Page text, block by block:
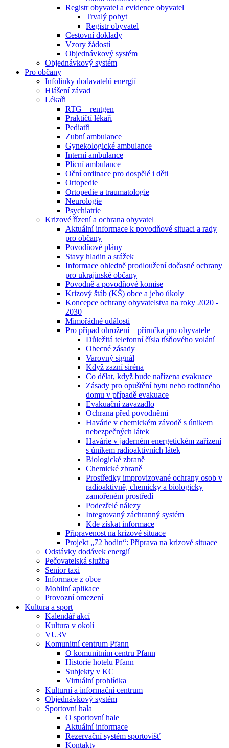
Registr obyvatel a evidence obyvatel
Trvalý pobyt
Registr obyvatel
Cestovní doklady
Vzory žádostí
Objednávkový systém
Objednávkový systém
Pro občany
Infolinky dodavatelů energií
Hlášení závad
Lékaři
RTG – rentgen
Praktičtí lékaři
Pediatři
Zubní ambulance
Gynekologické ambulance
Interní ambulance
Plicní ambulance
Oční ordinace pro dospělé i děti
Ortopedie
Ortopedie a traumatologie
Neurologie
Psychiatrie
Krizové řízení a ochrana obyvatel
Aktuální informace k povodňové situaci a rady
pro občany
Povodňové plány
Stavy hladin a srážek
Informace ohledně prodloužení dočasné ochrany
pro ukrajinské občany
Povodně a povodňové komise
Krizový štáb (KŠ) obce a jeho úkoly
Koncepce ochrany obyvatelstva na roky 2020 -
2030
Mimořádné události
Pro případ ohrožení – příručka pro obyvatele
Důležitá telefonní čísla tísňového volání
Obecné zásady
Varovný signál
Když zazní siréna
Co dělat, když bude nařízena evakuace
Zásady pro opuštění bytu nebo rodinného
domu v případě evakuace
Evakuační zavazadlo
Ochrana před povodněmi
Havárie v chemickém závodě s únikem
nebezpečných látek
Havárie v jaderném energetickém zařízení
s únikem radioaktivních látek
Biologické zbraně
Chemické zbraně
Prostředky improvizované ochrany osob v
radioaktivně, chemicky a biologicky
zamořeném prostředí
Podezřelé nálezy
Integrovaný záchranný systém
Kde získat informace
Připravenost na krizové situace
Projekt „72 hodin“: Příprava na krizové situace
Odstávky dodávek energií
Pečovatelská služba
Senior taxi
Informace z obce
Mobilní aplikace
Provozní omezení
Kultura a sport
Kalendář akcí
Kultura v okolí
VU3V
Komunitní centrum Pfann
O komunitním centru Pfann
Historie hotelu Pfann
Subjekty v KC
Virtuální prohlídka
Kulturní a informační centrum
Objednávkový systém
Sportovní hala
O sportovní hale
Aktuální informace
Rezervační systém sportovišť
Kontakty